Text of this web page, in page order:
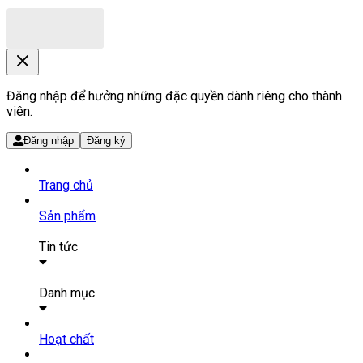
Đăng nhập để hưởng những đặc quyền dành riêng cho thành
viên.
Đăng nhập Đăng ký
Trang chủ
Sản phẩm
Tin tức
Tin tức
Danh mục
SẢN PHẨM THUỐC
Hoạt chất